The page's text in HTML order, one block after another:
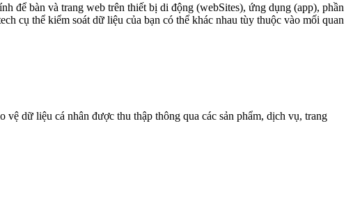
để bàn và trang web trên thiết bị di động (webSites), ứng dụng (app), phần
cụ thể kiểm soát dữ liệu của bạn có thể khác nhau tùy thuộc vào mối quan
dữ liệu cá nhân được thu thập thông qua các sản phẩm, dịch vụ, trang